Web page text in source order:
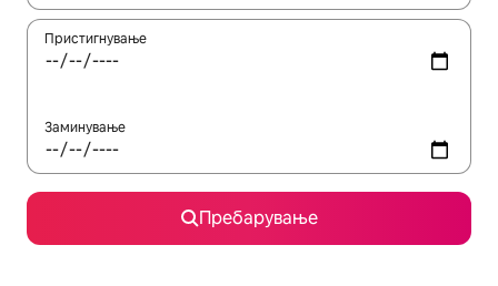
Пристигнување
Заминување
Пребарување